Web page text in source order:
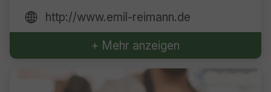
http://www.emil-reimann.de
+ Mehr anzeigen